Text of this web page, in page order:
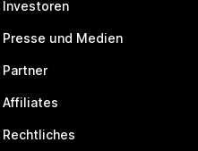
Investoren
Presse und Medien
Partner
Affiliates
Rechtliches